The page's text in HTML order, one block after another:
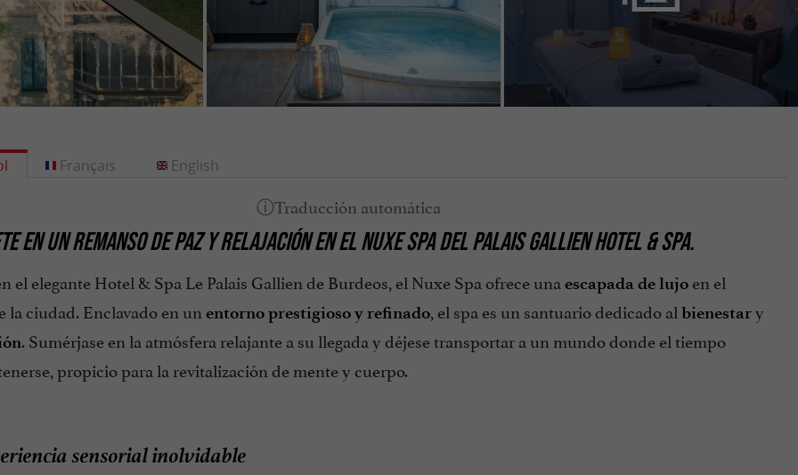
EN UN REMANSO DE PAZ Y RELAJACIÓN EN EL NUXE SPA DEL PALAIS GALLIEN HOTEL & SPA.
el elegante Hotel & Spa Le Palais Gallien de Burdeos, el Nuxe Spa ofrece una escapada de lujoen el
la ciudad. Enclavado en un entorno prestigioso y refinado, el spa es un santuario dedicado al bienestary
. Sumérjase en la atmósfera relajante a su llegada y déjese transportar a un mundo donde el tiempo
propicio para la revitalización de mente y cuerpo.
sensorial inolvidable
Français English